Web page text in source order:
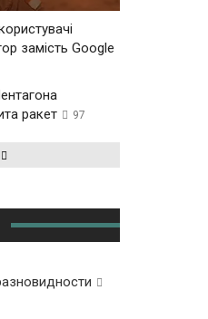
замість Google
ракет
97